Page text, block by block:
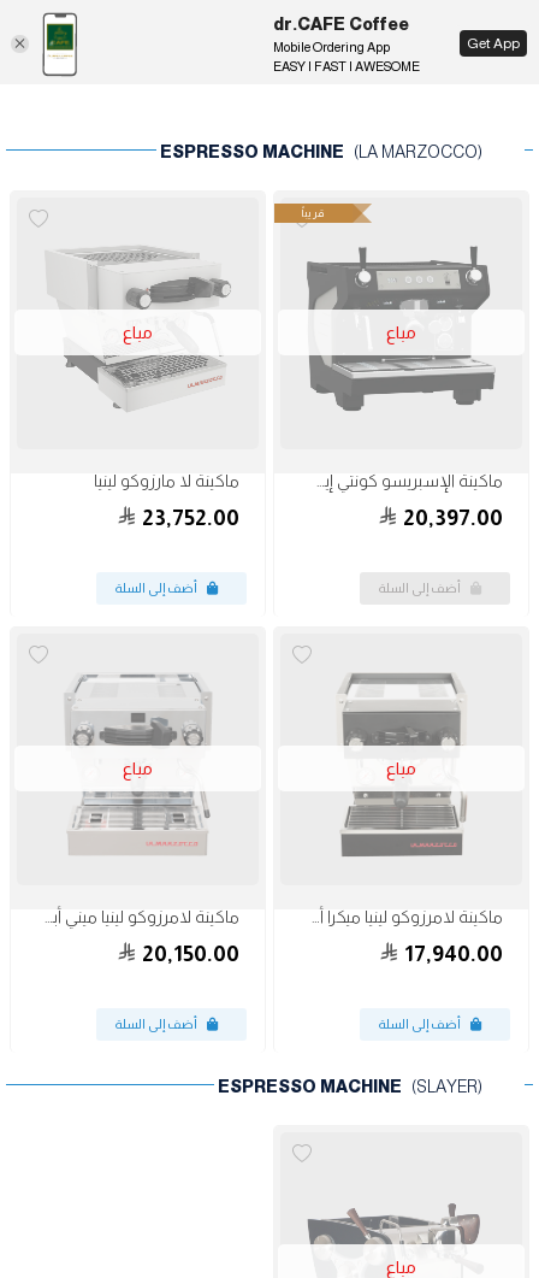
EN
ESPRESSO MACHINE (LA MARZOCCO)
قريباً
20,397.00
مباع
ماكينة لا مارزوكو لينيا
23,752.00
مباع
17,940.00
مباع
20,150.00
مباع
ESPRESSO MACHINE (SLAYER)
مباع
dr.CAFE Coffee
Mobile Ordering App
EASY | FAST | AWESOME
Get App